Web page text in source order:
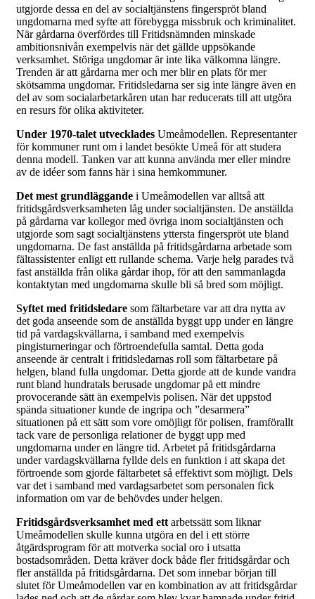
utgjorde dessa en del av socialtjänstens fingerspröt bland
ungdomarna med syfte att förebygga missbruk och kriminalitet.
När gårdarna överfördes till Fritidsnämnden minskade
ambitionsnivån exempelvis när det gällde uppsökande
verksamhet. Störiga ungdomar är inte lika välkomna längre.
Trenden är att gårdarna mer och mer blir en plats för mer
skötsamma ungdomar. Fritidsledarna ser sig inte längre även en
del av som socialarbetarkåren utan har reducerats till att utgöra
en resurs för olika aktiviteter.
Under 1970-talet utvecklades Umeåmodellen. Representanter
för kommuner runt om i landet besökte Umeå för att studera
denna modell. Tanken var att kunna använda mer eller mindre
av de idéer som fanns här i sina hemkommuner.
Det mest grundläggande i Umeåmodellen var alltså att
fritidsgårdsverksamheten låg under socialtjänsten. De anställda
på gårdarna var kollegor med övriga inom socialtjänsten och
utgjorde som sagt socialtjänstens yttersta fingerspröt ute bland
ungdomarna. De fast anställda på fritidsgårdarna arbetade som
fältassistenter enligt ett rullande schema. Varje helg parades två
fast anställda från olika gårdar ihop, för att den sammanlagda
kontaktytan med ungdomarna skulle bli så bred som möjligt.
Syftet med fritidsledare som fältarbetare var att dra nytta av
det goda anseende som de anställda byggt upp under en längre
tid på vardagskvällarna, i samband med exempelvis
pingisturneringar och förtroendefulla samtal. Detta goda
anseende är centralt i fritidsledarnas roll som fältarbetare på
helgen, bland fulla ungdomar. Detta gjorde att de kunde vandra
runt bland hundratals berusade ungdomar på ett mindre
provocerande sätt än exempelvis polisen. När det uppstod
spända situationer kunde de ingripa och ”desarmera”
situationen på ett sätt som vore omöjligt för polisen, framförallt
tack vare de personliga relationer de byggt upp med
ungdomarna under en längre tid. Arbetet på fritidsgårdarna
under vardagskvällarna fyllde dels en funktion i att skapa det
förtroende som gjorde fältarbetet så effektivt som möjligt. Dels
var det i samband med vardagsarbetet som personalen fick
information om var de behövdes under helgen.
Fritidsgårdsverksamhet med ett arbetssätt som liknar
Umeåmodellen skulle kunna utgöra en del i ett större
åtgärdsprogram för att motverka social oro i utsatta
bostadsområden. Detta kräver dock både fler fritidsgårdar och
fler anställda på fritidsgårdarna. Det som innebar början till
slutet för Umeåmodellen var en kombination av att fritidsgårdar